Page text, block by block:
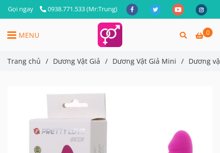
Gọi ngay 0938.771.533 (Mr:Trung)
0
MENU
Trang chủ / Dương Vật Giả / Dương Vật Giả Mini / Dương